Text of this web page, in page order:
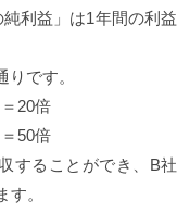
利益」は1年間の利益
です。
20倍
50倍
することができ、B社
。